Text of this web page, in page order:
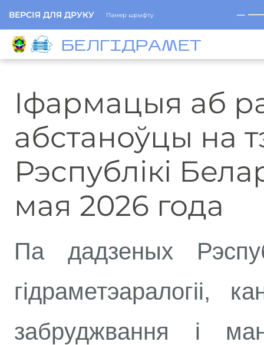
ВЕРСІЯ ДЛЯ ДРУКУ Памер шрыфту ─
БЕЛГIДРAМЕТ
Іфармацыя аб
абстаноўцы на
Рэспублікі
мая 2026 года
Па дадзеных
гідраметэаралогіі,
забруджвання і